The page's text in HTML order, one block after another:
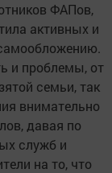
ФАПов,
активных и
и проблемы, от
семьи, так
внимательно
давая по
служб и
на то, что